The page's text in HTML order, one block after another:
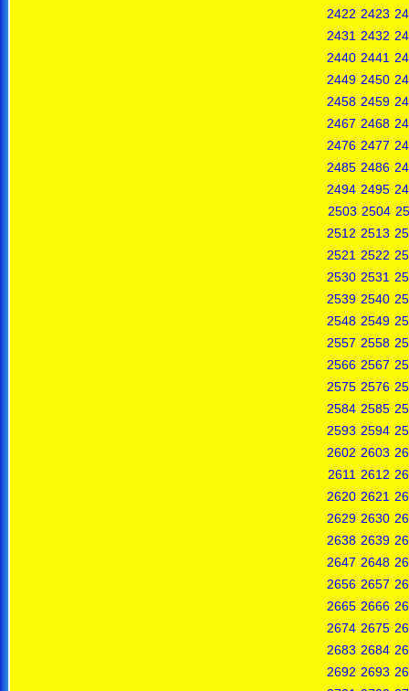
2422 2423
2431 2432
2440 2441
2449 2450
2458 2459
2467 2468
2476 2477
2485 2486
2494 2495
2503 2504
2512 2513
2521 2522
2530 2531
2539 2540
2548 2549
2557 2558
2566 2567
2575 2576
2584 2585
2593 2594
2602 2603
2611 2612
2620 2621
2629 2630
2638 2639
2647 2648
2656 2657
2665 2666
2674 2675
2683 2684
2692 2693